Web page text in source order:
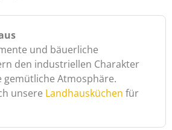
und bäuerliche
den industriellen Charakter
gemütliche Atmosphäre.
unsere Landhausküchen für